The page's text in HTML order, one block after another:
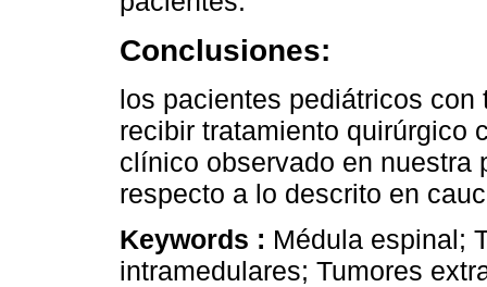
Conclusiones:
los pacientes pediátricos
recibir tratamiento quirúrgico
clínico observado en nuestra
respecto a lo descrito en
Keywords : Médula espinal;
intramedulares; Tumores